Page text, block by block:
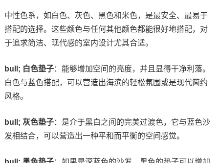
中性色系，如白色、灰色、黑色和米色，是最安全、最易于
搭配的选择。这些颜色与任何其他颜色都能很好地搭配，对
于追求简洁、现代感的室内设计尤其合适。
bull; 白色垫子：能够增加空间的亮度，并且显得干净利落。
白色与蓝色搭配，可以营造出海滨的轻松氛围或是现代简约
风格。
bull; 灰色垫子：是介于黑白之间的完美过渡色，它与蓝色沙
发相结合，可以营造出一种平和而平衡的空间感觉。